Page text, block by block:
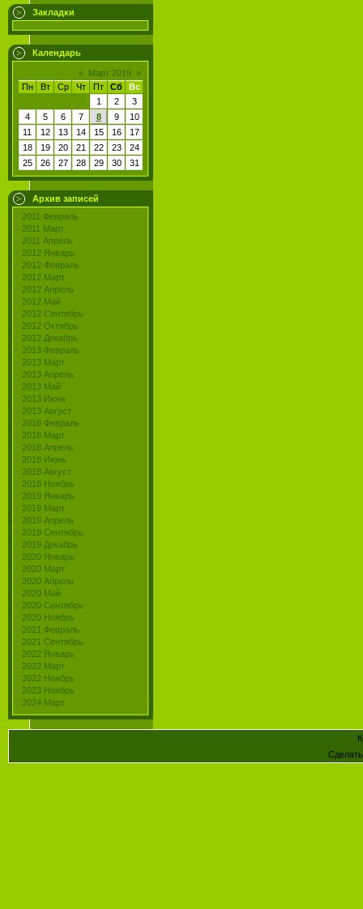
Закладки
Календарь
« Март 2019 »
Пн
Вт Ср Чт Пт Сб
Вс
1
2
3
4
5 6 7 8 9
10
11
12 13 14 15 16
17
18
19 20 21 22 23
24
25
26 27 28 29 30 31
Архив записей
2011 Февраль
2011 Март
2011 Апрель
2012 Январь
2012 Февраль
2012 Март
2012 Апрель
2012 Май
2012 Сентябрь
2012 Октябрь
2012 Декабрь
2013 Февраль
2013 Март
2013 Апрель
2013 Май
2013 Июнь
2013 Август
2018 Февраль
2018 Март
2018 Апрель
2018 Июнь
2018 Август
2018 Ноябрь
2019 Январь
2019 Март
2019 Апрель
2019 Сентябрь
2019 Декабрь
2020 Январь
2020 Март
2020 Апрель
2020 Май
2020 Сентябрь
2020 Ноябрь
2021 Февраль
2021 Сентябрь
2022 Январь
2022 Март
2022 Ноябрь
2023 Ноябрь
2024 Март